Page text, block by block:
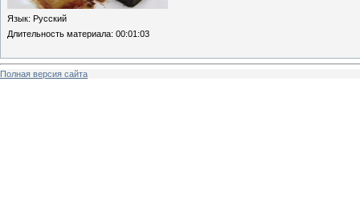
Язык: Русский
Длительность материала: 00:01:03
Полная версия сайта